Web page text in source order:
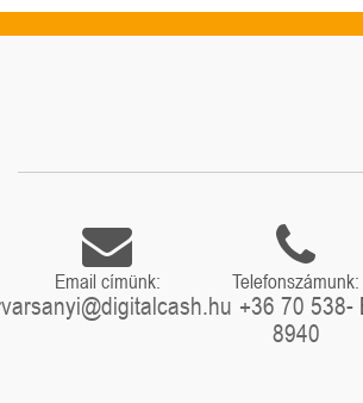
Email címünk: Telefonszámunk:
+36 70 538-
8940